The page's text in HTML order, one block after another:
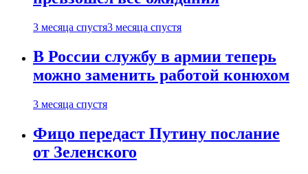
3 месяца спустя3 месяца спустя
В России службу в армии теперь
можно заменить работой конюхом
3 месяца спустя
Фицо передаст Путину послание
от Зеленского